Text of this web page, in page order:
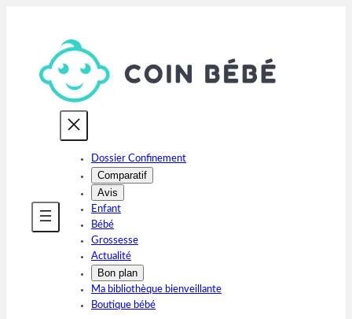
contenu
Dossier Confinement
Comparatif
Avis
Enfant
Bébé
Grossesse
Actualité
Bon plan
Ma bibliothèque bienveillante
Boutique bébé